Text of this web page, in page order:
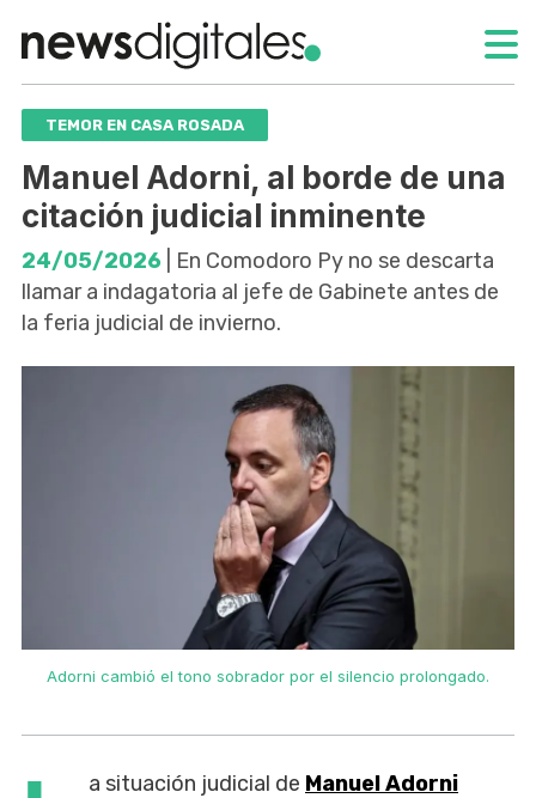
TEMOR EN CASA ROSADA
Manuel Adorni, al borde de una
citación judicial inminente
24/05/2026 | En Comodoro Py no se descarta
llamar a indagatoria al jefe de Gabinete antes de
la feria judicial de invierno.
Adorni cambió el tono sobrador por el silencio prolongado.
a situación judicial de Manuel Adorni